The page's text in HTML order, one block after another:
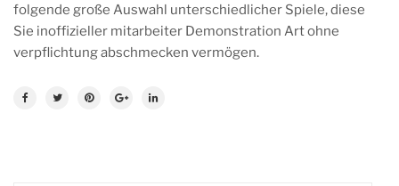
folgende große Auswahl unterschiedlicher Spiele, diese
Sie inoffizieller mitarbeiter Demonstration Art ohne
verpflichtung abschmecken vermögen.